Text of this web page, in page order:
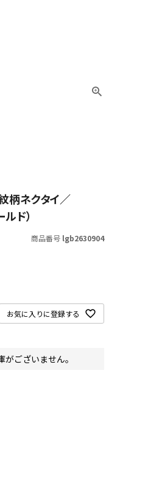
柄ネクタイ／
ド）
商品番号 lgb2630904
お気に入りに登録する
ございません。